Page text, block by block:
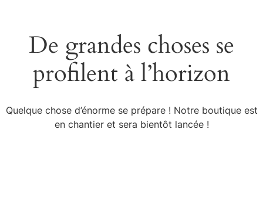
De grandes choses se
profilent à l’horizon
Quelque chose d’énorme se prépare ! Notre boutique est
en chantier et sera bientôt lancée !